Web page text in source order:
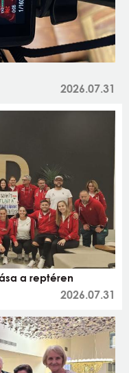
2026.07.31
a reptéren
2026.07.31